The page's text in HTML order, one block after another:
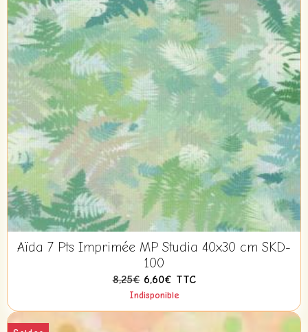
Aïda 7 Pts Imprimée MP Studia 40x30 cm SKD-
100
8,25€ 6,60€ TTC
Indisponible